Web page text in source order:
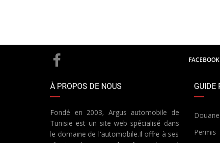
FACEBOOK
À PROPOS DE NOUS
Fondé en 2003, Argus automobile de
Tunisie est un site web spécialisé dans
le domaine de l'automobile.Il offre à ses
GUIDE
Douane
Permis